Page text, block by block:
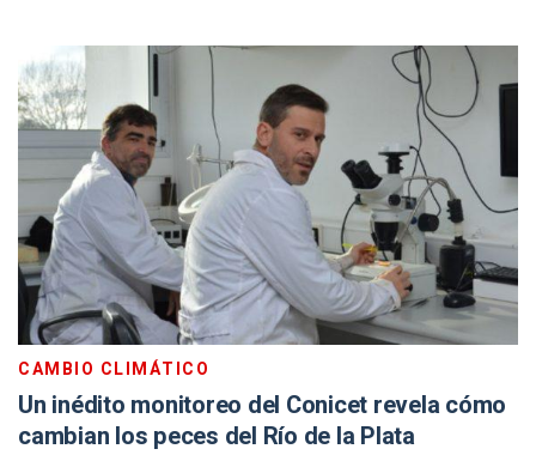
CAMBIO CLIMÁTICO
Un inédito monitoreo del Conicet revela cómo
cambian los peces del Río de la Plata